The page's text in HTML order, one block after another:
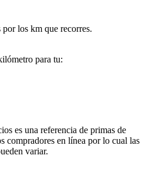
los km que recorres.
para tu:
es una referencia de primas de
compradores en línea por lo cual las
variar.